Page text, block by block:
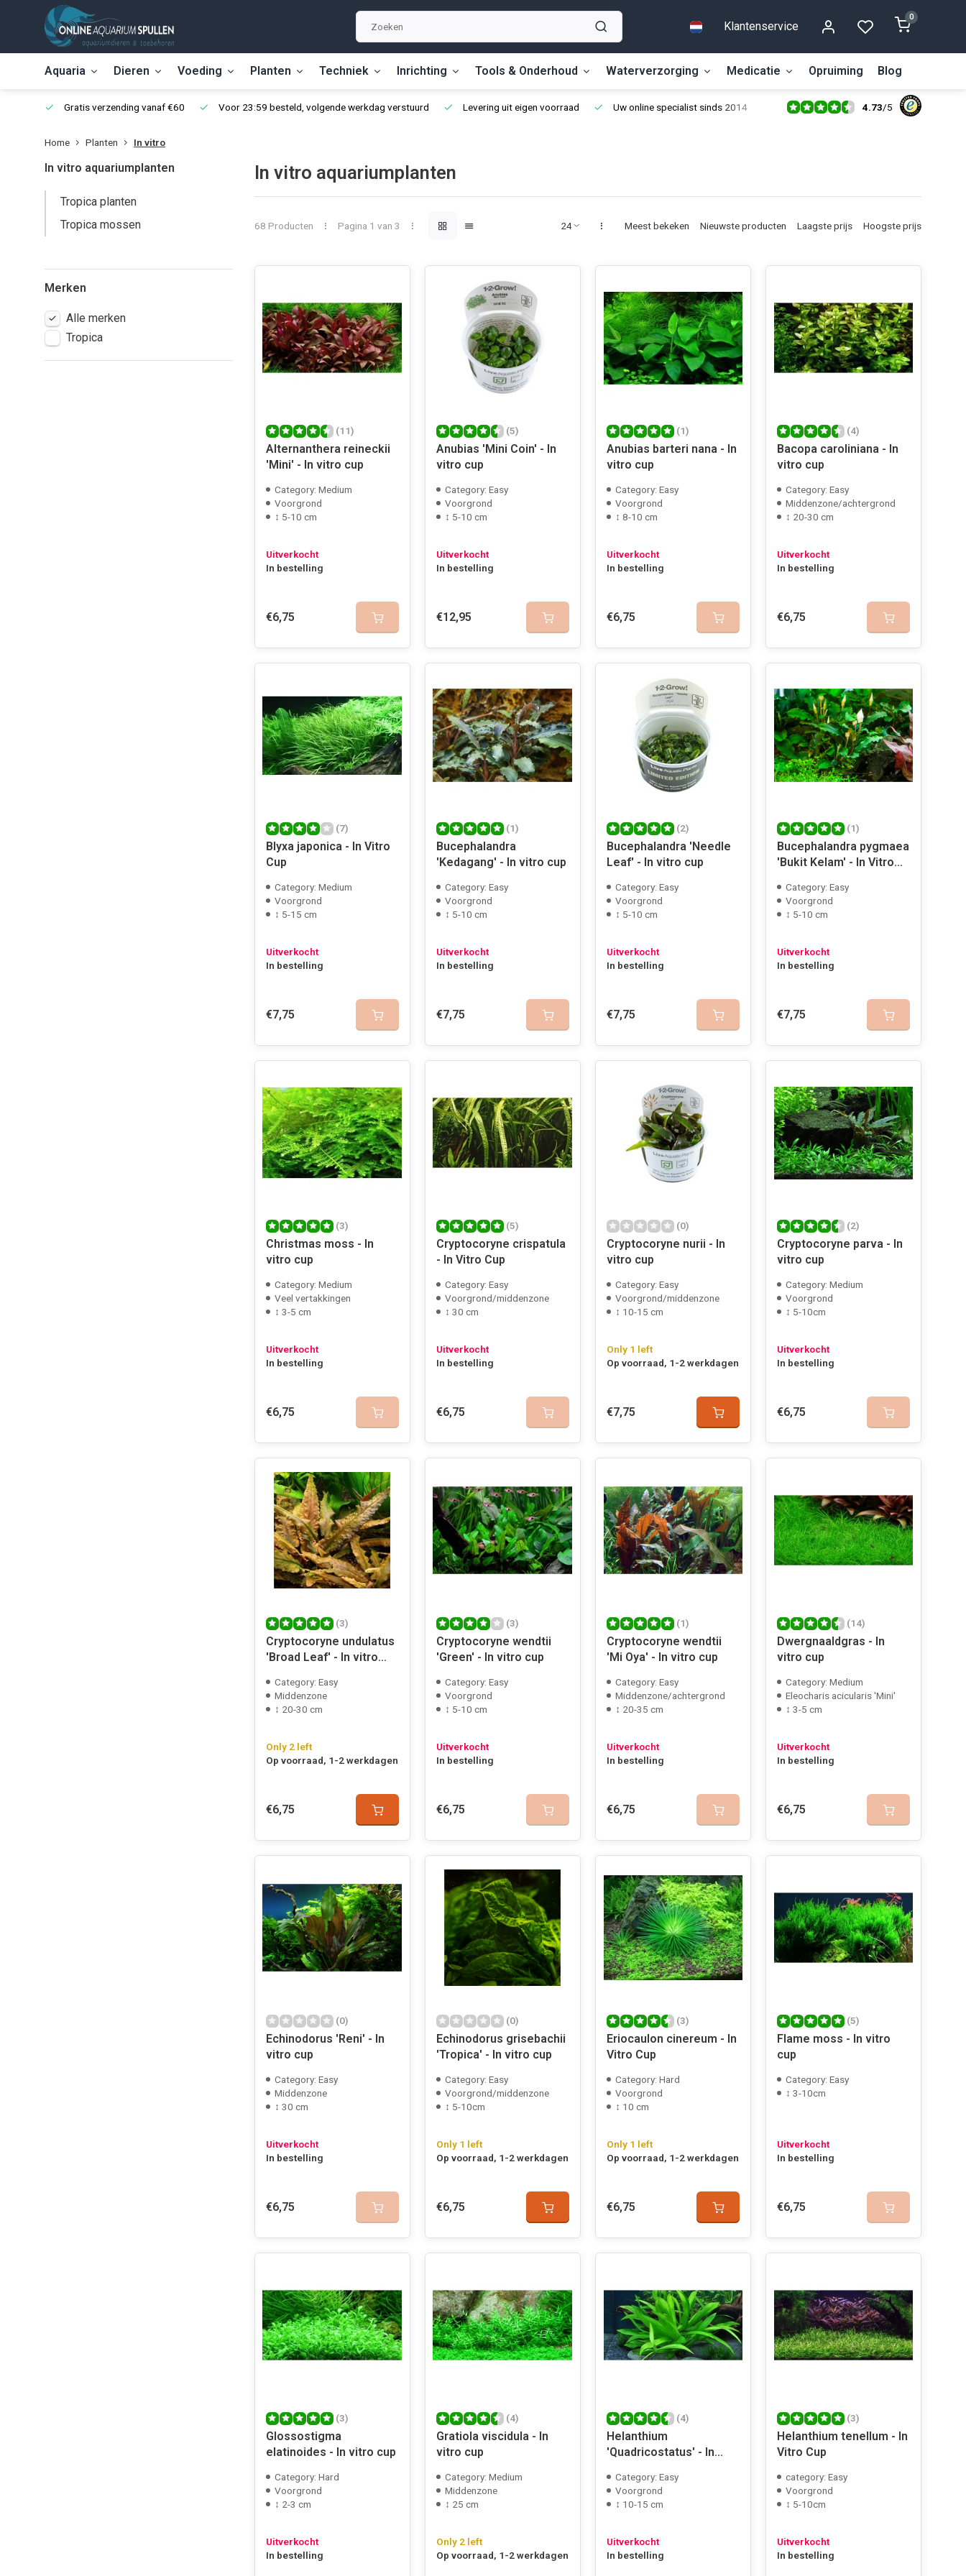
Klantenservice
0
Aquaria Dieren Voeding Planten Techniek Inrichting Tools & Onderhoud Waterverzorging Medicatie Opruiming Blog
Gratis verzending vanaf €60 Voor 23:59 besteld, volgende werkdag verstuurd Levering uit eigen voorraad Uw online specialist sinds 2014 4.73/5
Home Planten In vitro
In vitro aquariumplanten
Tropica planten
Tropica mossen
Merken
Alle merken
Tropica
In vitro aquariumplanten
68 Producten Pagina 1 van 3 Meest bekeken Nieuwste producten Laagste prijs Hoogste prijs
(11)
Alternanthera reineckii
'Mini' - In vitro cup
Category: Medium
Voorgrond
↕ 5-10 cm
Uitverkocht
In bestelling
€6,75
(5)
Anubias 'Mini Coin' - In
vitro cup
Category: Easy
Voorgrond
↕ 5-10 cm
Uitverkocht
In bestelling
€12,95
(1)
Anubias barteri nana - In
vitro cup
Category: Easy
Voorgrond
↕ 8-10 cm
Uitverkocht
In bestelling
€6,75
(4)
Bacopa caroliniana - In
vitro cup
Category: Easy
Middenzone/achtergrond
↕ 20-30 cm
Uitverkocht
In bestelling
€6,75
(7)
Blyxa japonica - In Vitro
Cup
Category: Medium
Voorgrond
↕ 5-15 cm
Uitverkocht
In bestelling
€7,75
(1)
Bucephalandra
'Kedagang' - In vitro cup
Category: Easy
Voorgrond
↕ 5-10 cm
Uitverkocht
In bestelling
€7,75
(2)
Bucephalandra 'Needle
Leaf' - In vitro cup
Category: Easy
Voorgrond
↕ 5-10 cm
Uitverkocht
In bestelling
€7,75
(1)
Bucephalandra pygmaea
'Bukit Kelam' - In Vitro
Category: Easy
Voorgrond
↕ 5-10 cm
Uitverkocht
In bestelling
€7,75
(3)
Christmas moss - In
vitro cup
Category: Medium
Veel vertakkingen
↕ 3-5 cm
Uitverkocht
In bestelling
€6,75
(5)
Cryptocoryne crispatula
- In Vitro Cup
Category: Easy
Voorgrond/middenzone
↕ 30 cm
Uitverkocht
In bestelling
€6,75
(0)
Cryptocoryne nurii - In
vitro cup
Category: Easy
Voorgrond/middenzone
↕ 10-15 cm
Only 1 left
Op voorraad, 1-2 werkdagen
€7,75
(2)
Cryptocoryne parva - In
vitro cup
Category: Medium
Voorgrond
↕ 5-10cm
Uitverkocht
In bestelling
€6,75
(3)
Cryptocoryne undulatus
'Broad Leaf' - In vitro
Category: Easy
Middenzone
↕ 20-30 cm
Only 2 left
Op voorraad, 1-2 werkdagen
€6,75
(3)
Cryptocoryne wendtii
'Green' - In vitro cup
Category: Easy
Voorgrond
↕ 5-10 cm
Uitverkocht
In bestelling
€6,75
(1)
Cryptocoryne wendtii
'Mi Oya' - In vitro cup
Category: Easy
Middenzone/achtergrond
↕ 20-35 cm
Uitverkocht
In bestelling
€6,75
(14)
Dwergnaaldgras - In
vitro cup
Category: Medium
Eleocharis acicularis 'Mini'
↕ 3-5 cm
Uitverkocht
In bestelling
€6,75
(0)
Echinodorus 'Reni' - In
vitro cup
Category: Easy
Middenzone
↕ 30 cm
Uitverkocht
In bestelling
€6,75
(0)
Echinodorus grisebachii
'Tropica' - In vitro cup
Category: Easy
Voorgrond/middenzone
↕ 5-10cm
Only 1 left
Op voorraad, 1-2 werkdagen
€6,75
(3)
Eriocaulon cinereum - In
Vitro Cup
Category: Hard
Voorgrond
↕ 10 cm
Only 1 left
Op voorraad, 1-2 werkdagen
€6,75
(5)
Flame moss - In vitro
cup
Category: Easy
↕ 3-10cm
Uitverkocht
In bestelling
€6,75
(3)
Glossostigma
elatinoides - In vitro cup
Category: Hard
Voorgrond
↕ 2-3 cm
Uitverkocht
In bestelling
(4)
Gratiola viscidula - In
vitro cup
Category: Medium
Middenzone
↕ 25 cm
Only 2 left
Op voorraad, 1-2 werkdagen
(4)
Helanthium
'Quadricostatus' - In
Category: Easy
Voorgrond
↕ 10-15 cm
Uitverkocht
In bestelling
(3)
Helanthium tenellum - In
Vitro Cup
category: Easy
Voorgrond
↕ 5-10cm
Uitverkocht
In bestelling